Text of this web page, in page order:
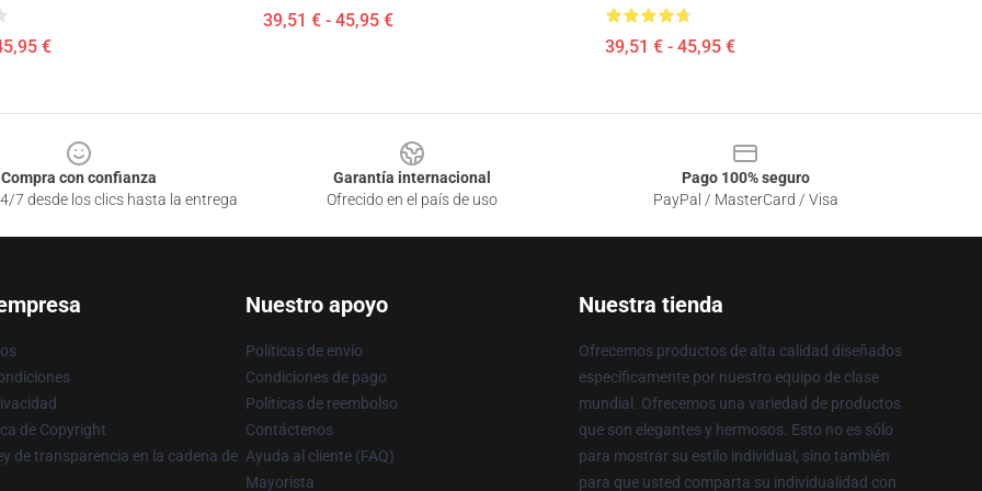
€
39,51 € - 45,95 €
39,51 € - 45,95 €
Compra con confianza
7 desde los clics hasta la entrega
Garantía internacional
Ofrecido en el país de uso
Pago 100% seguro
PayPal / MasterCard / Visa
de Copyright
de transparencia en la cadena de
Nuestro apoyo
Políticas de envío
Condiciones de pago
Políticas de reembolso
Contáctenos
Ayuda al cliente (FAQ)
Mayorista
Nuestra tienda
Ofrecemos productos de alta calidad diseñados
específicamente por nuestro equipo de clase
mundial. Ofrecemos una variedad de productos
que son elegantes y hermosos. Esto no es sólo
para mostrar su estilo individual, sino también
para que usted comparta su individualidad con